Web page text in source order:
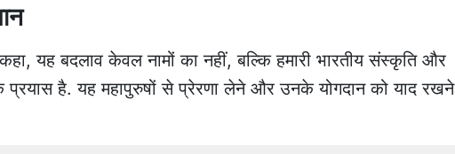
यह बदलाव केवल नामों का नहीं, बल्कि हमारी भारतीय संस्कृति और
प्रयास है. यह महापुरुषों से प्रेरणा लेने और उनके योगदान को याद रखने